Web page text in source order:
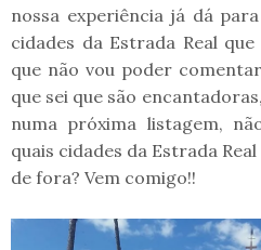
nossa experiência já dá
cidades da Estrada Real
que não vou poder
que sei que são
numa próxima listagem,
quais cidades da Estrada
de fora? Vem comigo!!